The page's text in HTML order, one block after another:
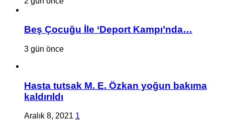
Beş Çocuğu İle ‘Deport Kampı’nda…
3 gün önce
Hasta tutsak M. E. Özkan yoğun bakıma
kaldırıldı
Aralık 8, 2021 1